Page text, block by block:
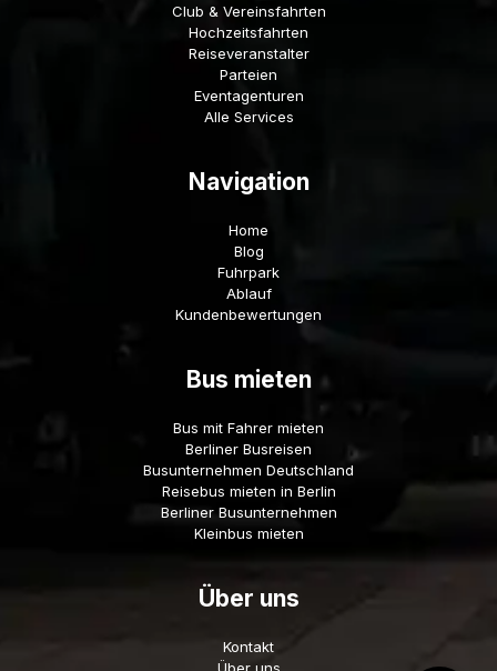
Club & Vereinsfahrten
Hochzeitsfahrten
Reiseveranstalter
Parteien
Eventagenturen
Alle Services
Navigation
Home
Blog
Fuhrpark
Ablauf
Kundenbewertungen
Bus mieten
Bus mit Fahrer mieten
Berliner Busreisen
Busunternehmen Deutschland
Reisebus mieten in Berlin
Berliner Busunternehmen
Kleinbus mieten
Über uns
Kontakt